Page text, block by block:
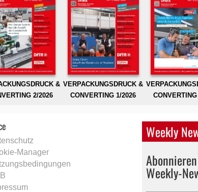
&
2/2026
VERPACKUNGSDRUCK &
CONVERTING 1/2026
Manager
Weekly
Weekly-